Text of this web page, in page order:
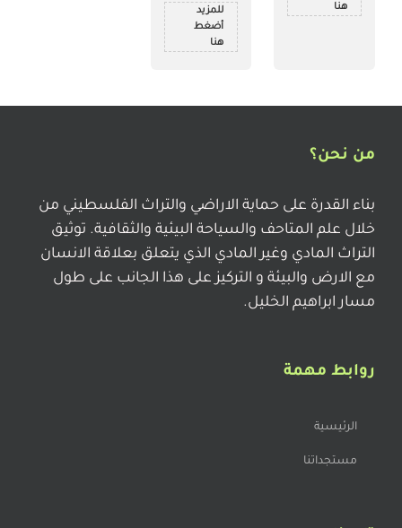
هنا
للمزيد
أضغط
هنا
من نحن؟
بناء القدرة على حماية الاراضي والتراث الفلسطيني من
خلال علم المتاحف والسياحة البيئية والثقافية. توثيق
التراث المادي وغير المادي الذي يتعلق بعلاقة الانسان
مع الارض والبيئة و التركيز على هذا الجانب على طول
مسار ابراهيم الخليل.
روابط مهمة
الرئيسية
مستجداتنا